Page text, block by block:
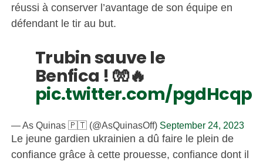
réussi à conserver l’avantage de son équipe en
défendant le tir au but.
Trubin sauve le
Benfica ! 🧤🔥
pic.twitter.com/
— As Quinas 🇵🇹 (@AsQuinasOff) September 24, 2023
Le jeune gardien ukrainien a dû faire le plein de
confiance grâce à cette prouesse, confiance dont il